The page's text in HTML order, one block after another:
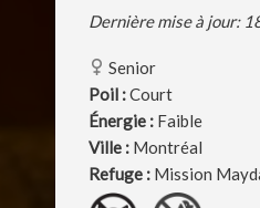
Dernière mise à jour:
Senior
Poil :Court
Énergie : Faible
Ville : Montréal
Refuge : Mission